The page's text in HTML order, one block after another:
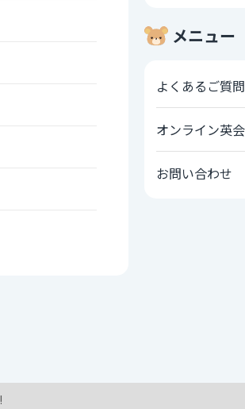
メニュー
よくあるご質問
オンライン英
お問い合わせ